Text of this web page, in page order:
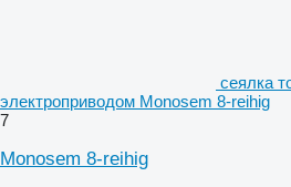
сеялка
электроприводом Monosem 8-reihig
7
Monosem 8-reihig